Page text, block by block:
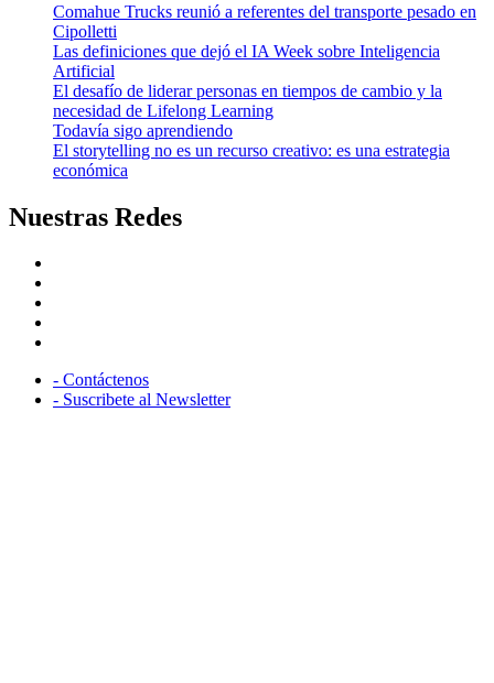
Comahue Trucks reunió a referentes del transporte pesado en
Cipolletti
Las definiciones que dejó el IA Week sobre Inteligencia
Artificial
El desafío de liderar personas en tiempos de cambio y la
necesidad de Lifelong Learning
Todavía sigo aprendiendo
El storytelling no es un recurso creativo: es una estrategia
económica
Nuestras Redes
- Contáctenos
- Suscribete al Newsletter